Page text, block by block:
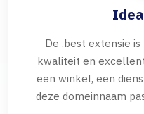
De .best extensie
kwaliteit en
een winkel, een
deze domeinnaam